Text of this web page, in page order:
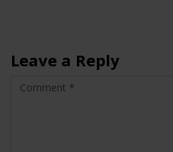
Leave a Reply